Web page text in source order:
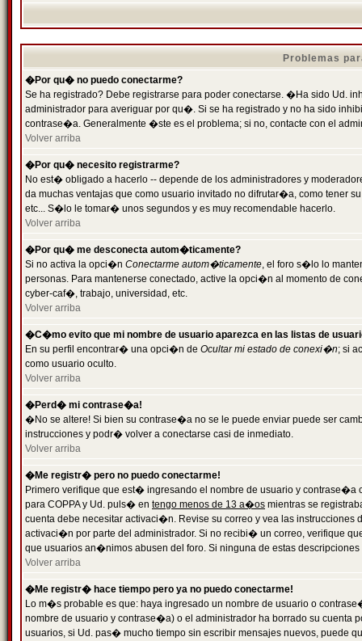
Problemas
�Por qu� no puedo conectarme?
Se ha registrado? Debe registrarse para poder conectarse. �Ha sido Ud.
administrador para averiguar por qu�. Si se ha registrado y no ha sido
contrase�a. Generalmente �ste es el problema; si no, contacte con el
Volver arriba
�Por qu� necesito registrarme?
No est� obligado a hacerlo -- depende de los administradores y
da muchas ventajas que como usuario invitado no difrutar�a, como tener
etc... S�lo le tomar� unos segundos y es muy recomendable hacerlo.
Volver arriba
�Por qu� me desconecta autom�ticamente?
Si no activa la opci�n Conectarme autom�ticamente, el foro s�lo lo
personas. Para mantenerse conectado, active la opci�n al momento de
cyber-caf�, trabajo, universidad, etc.
Volver arriba
�C�mo evito que mi nombre de usuario aparezca en las listas de
En su perfil encontrar� una opci�n de Ocultar mi estado de conexi�n; si
como usuario oculto.
Volver arriba
�Perd� mi contrase�a!
�No se altere! Si bien su contrase�a no se le puede enviar puede ser
instrucciones y podr� volver a conectarse casi de inmediato.
Volver arriba
�Me registr� pero no puedo conectarme!
Primero verifique que est� ingresando el nombre de usuario y
para COPPA y Ud. puls� en tengo menos de 13 a�os mientras se
cuenta debe necesitar activaci�n. Revise su correo y vea las
activaci�n por parte del administrador. Si no recibi� un correo, verifique
que usuarios an�nimos abusen del foro. Si ninguna de estas
Volver arriba
�Me registr� hace tiempo pero ya no puedo conectarme!
Lo m�s probable es que: haya ingresado un nombre de usuario o
nombre de usuario y contrase�a) o el administrador ha borrado su
usuarios, si Ud. pas� mucho tiempo sin escribir mensajes nuevos, puede